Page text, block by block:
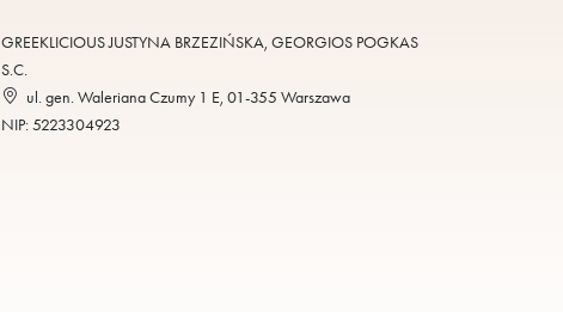
GREEKLICIOUS JUSTYNA BRZEZIŃSKA, GEORGIOS POGKAS
S.C.
ul. gen. Waleriana Czumy 1 E, 01-355 Warszawa
NIP: 5223304923